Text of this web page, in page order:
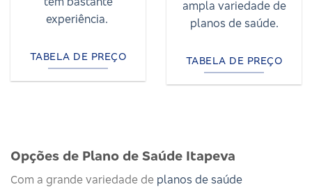
experiência.
TABELA DE PREÇO
ampla variedade de
planos de saúde.
TABELA DE PREÇO
Opções de Plano de Saúde Itapeva
Com a grande variedade de planos de saúde